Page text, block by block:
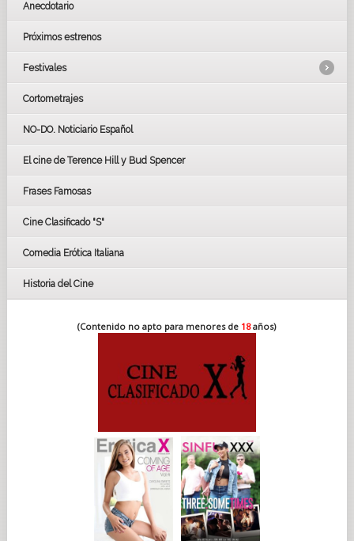
Anecdotario
Próximos estrenos
Festivales
LOS OSCARS
GOYAS
BAFTA
Cortometrajes
NO-DO. Noticiario Español
El cine de Terence Hill y Bud Spencer
Frases Famosas
Cine Clasificado "S"
Comedia Erótica Italiana
Historia del Cine
(Contenido no apto para menores de 18años)